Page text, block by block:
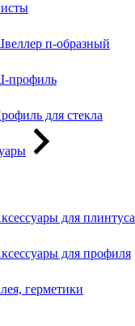
п-образный
профиль
для стекла
для плинтуса
для профиля
герметики